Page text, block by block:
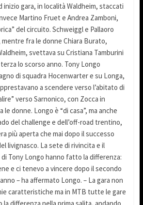
inizio gara, in località Waldheim, staccati
Martino Fruet e Andrea Zamboni,
del circuito. Schweiggl e Pallaoro
fra le donne Chiara Burato,
svettava su Cristiana Tamburini
lo scorso anno. Tony Longo
di squadra Hocenwarter e su Longa,
a scendere verso l’abitato di
verso Sarnonico, con Zocca in
donne. Longo è “di casa”, ma anche
del challenge e dell’off-road trentino,
più aperta che mai dopo il successo
livignasco. La sete di rivincita e il
di Tony Longo hanno fatto la differenza:
e ci tenevo a vincere dopo il secondo
– ha affermato Longo. – La gara non
caratteristiche ma in MTB tutte le gare